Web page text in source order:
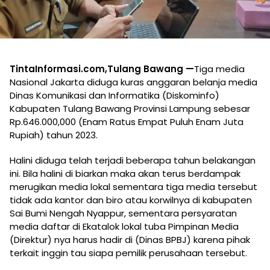
TintaInformasi.com,Tulang Bawang —Tiga media
Nasional Jakarta diduga kuras anggaran belanja media
Dinas Komunikasi dan Informatika (Diskominfo)
Kabupaten Tulang Bawang Provinsi Lampung sebesar
Rp.646.000,000 (Enam Ratus Empat Puluh Enam Juta
Rupiah) tahun 2023.
Halini diduga telah terjadi beberapa tahun belakangan
ini. Bila halini di biarkan maka akan terus berdampak
merugikan media lokal sementara tiga media tersebut
tidak ada kantor dan biro atau korwilnya di kabupaten
Sai Bumi Nengah Nyappur, sementara persyaratan
media daftar di Ekatalok lokal tuba Pimpinan Media
(Direktur) nya harus hadir di (Dinas BPBJ) karena pihak
terkait inggin tau siapa pemilik perusahaan tersebut.